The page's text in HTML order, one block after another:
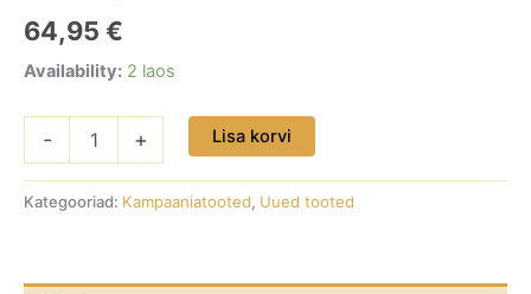
64,95 €
Availability: 2 laos
- + Lisa korvi
Kategooriad: Kampaaniatooted, Uued tooted